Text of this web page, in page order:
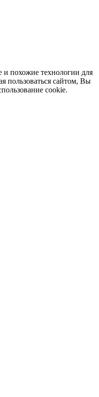
похожие технологии для
пользоваться сайтом, Вы
cookie.